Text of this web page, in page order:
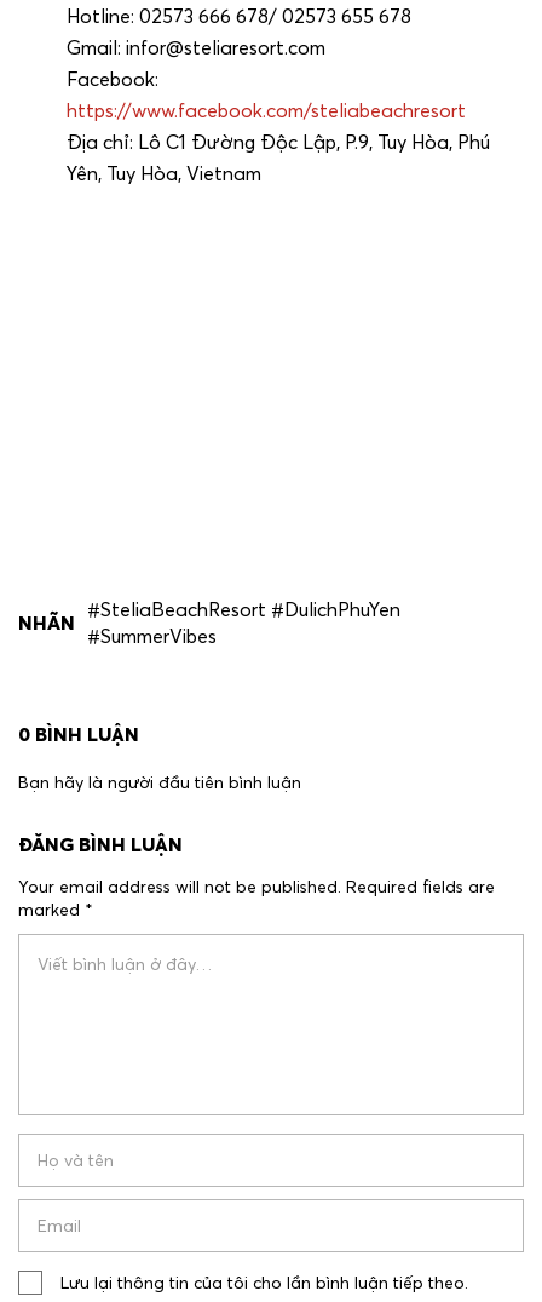
Hotline: 02573 666 678/ 02573 655 678
Gmail: infor@steliaresort.com
Facebook:
https://www.facebook.com/steliabeachresort
Địa chỉ: Lô C1 Đường Độc Lập, P.9, Tuy Hòa, Phú
Yên, Tuy Hòa, Vietnam
NHÃN
#SteliaBeachResort #DulichPhuYen
#SummerVibes
0 BÌNH LUẬN
Bạn hãy là người đầu tiên bình luận
ĐĂNG BÌNH LUẬN
Your email address will not be published. Required fields are
marked *
Lưu lại thông tin của tôi cho lần bình luận tiếp theo.